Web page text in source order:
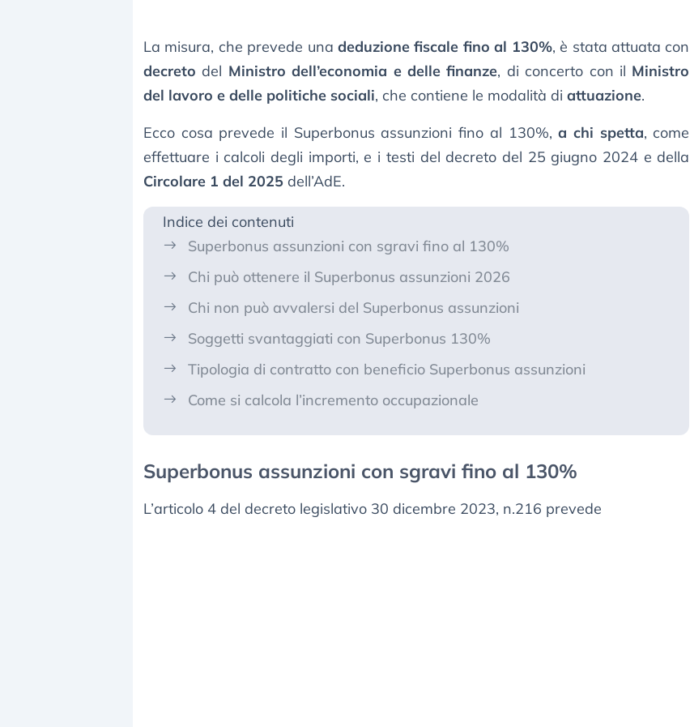
La misura, che prevede unadeduzione fiscale fino al 130%, è stata attuata con
decreto del Ministro dell’economia e delle finanze, di concerto con il Ministro
del lavoro e delle politiche sociali, che contiene le modalità di attuazione.
Ecco cosa prevede il Superbonus assunzioni fino al 130%,a chi spetta, come
effettuare i calcoli degli importi, e i testi del decreto del 25 giugno 2024 e della
Circolare 1 del 2025 dell’AdE.
Indice dei contenuti
Superbonus assunzioni con sgravi fino al 130%
Chi può ottenere il Superbonus assunzioni 2026
Chi non può avvalersi del Superbonus assunzioni
Soggetti svantaggiati con Superbonus 130%
Tipologia di contratto con beneficio Superbonus assunzioni
Come si calcola l’incremento occupazionale
Superbonus assunzioni con sgravi fino al 130%
L’articolo 4 del decreto legislativo 30 dicembre 2023, n.216 prevede